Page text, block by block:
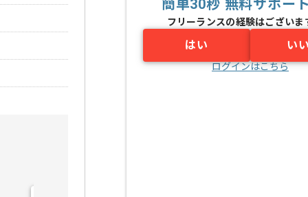
簡単30秒 無料サポー
フリーランスの経験はございま
はい い
ログインはこちら